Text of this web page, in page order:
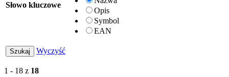
Słowo kluczowe
Opis
Symbol
EAN
Wyczyść
1 - 18 z 18